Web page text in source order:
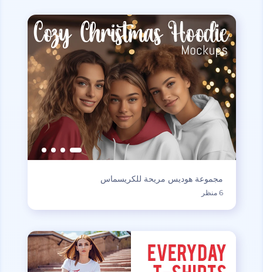
مجموعة هوديس مريحة للكريسماس
6 منظر